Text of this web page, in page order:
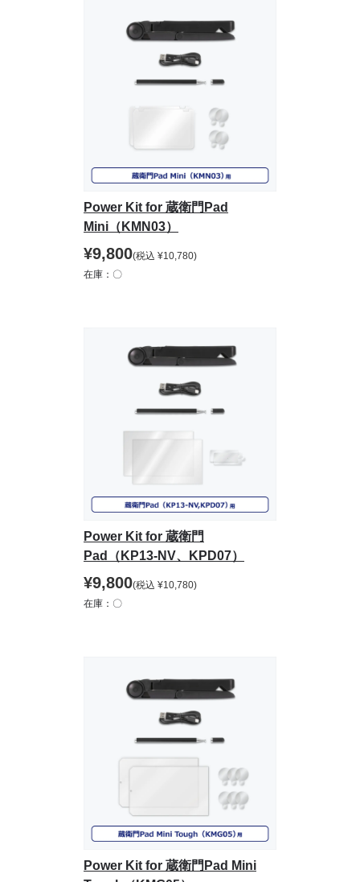
Power Kit for 蔵衛門Pad
Mini（KMN03）
¥9,800(税込 ¥10,780)
在庫：〇
Power Kit for 蔵衛門
Pad（KP13-NV、KPD07）
¥9,800(税込 ¥10,780)
在庫：〇
Power Kit for 蔵衛門Pad Mini